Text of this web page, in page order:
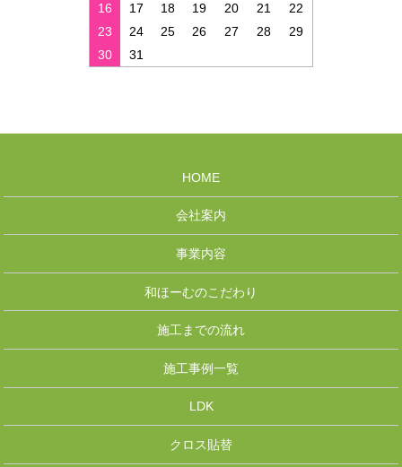
16
17 18 19 20 21
22
23
24 25 26 27 28
29
30
31
HOME
会社案内
事業内容
和ほーむのこだわり
施工までの流れ
施工事例一覧
LDK
クロス貼替